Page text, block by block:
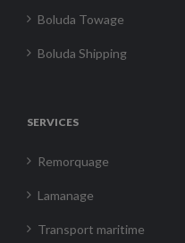
Boluda Towage
Boluda Shipping
SERVICES
Remorquage
Lamanage
Transport maritime